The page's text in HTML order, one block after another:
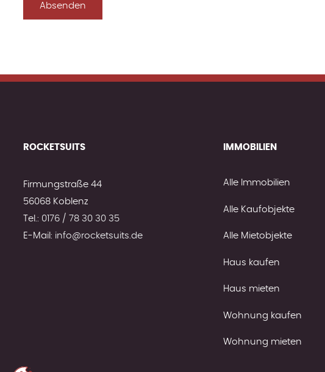
ROCKETSUITS
Firmungstraße 44
56068 Koblenz
Tel.: 0176 / 78 30 30 35
E-Mail: info@rocketsuits.de
IMMOBILIEN
Alle Immobilien
Alle Kaufobjekte
Alle Mietobjekte
Haus kaufen
Haus mieten
Wohnung kaufen
Wohnung mieten